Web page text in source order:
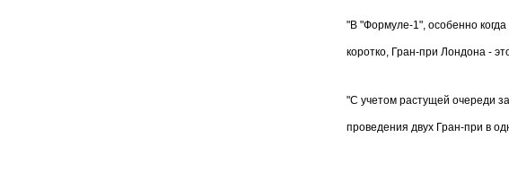
"В "Формуле-1", особенно когда
коротко, Гран-при Лондона -
"С учетом растущей очереди
проведения двух Гран-при в